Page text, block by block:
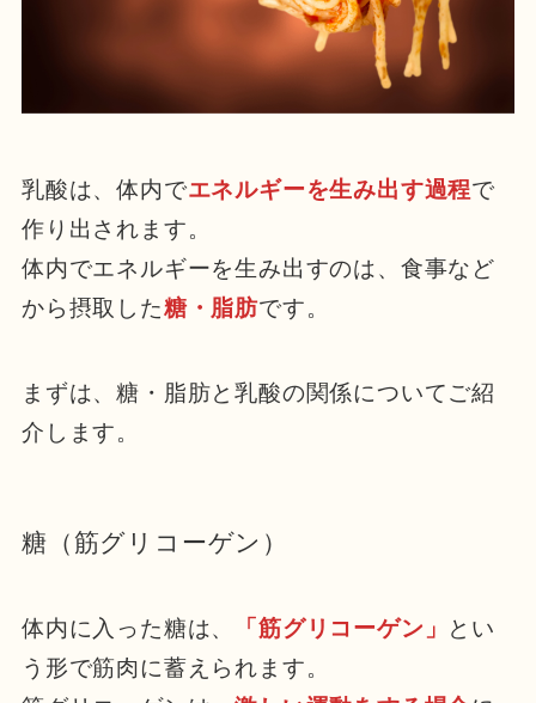
乳酸は、体内でエネルギーを生み出す過程で
作り出されます。
体内でエネルギーを生み出すのは、食事など
から摂取した糖・脂肪です。
まずは、糖・脂肪と乳酸の関係についてご紹
介します。
糖（筋グリコーゲン）
体内に入った糖は、 「筋グリコーゲン」
とい
う形で筋肉に蓄えられます。